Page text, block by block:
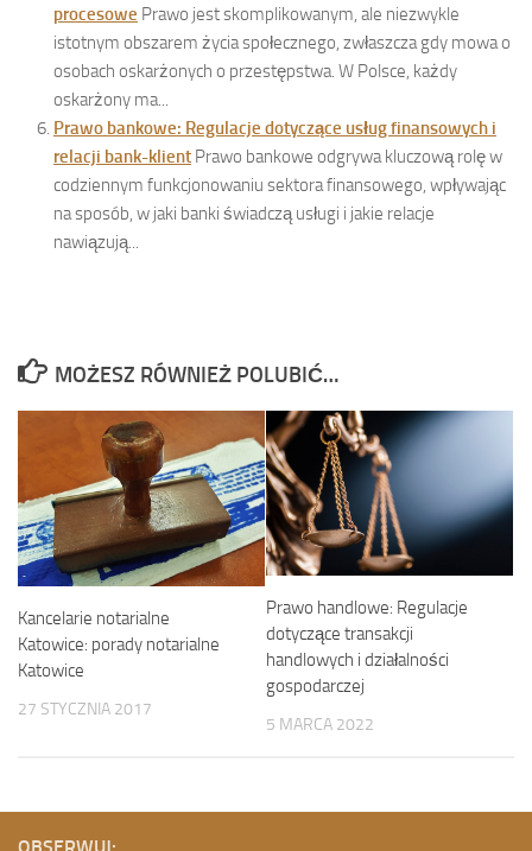
procesowe Prawo jest skomplikowanym, ale niezwykle
istotnym obszarem życia społecznego, zwłaszcza gdy mowa o
osobach oskarżonych o przestępstwa. W Polsce, każdy
oskarżony ma...
Prawo bankowe: Regulacje dotyczące usług finansowych i
relacji bank-klient Prawo bankowe odgrywa kluczową rolę w
codziennym funkcjonowaniu sektora finansowego, wpływając
na sposób, w jaki banki świadczą usługi i jakie relacje
nawiązują...
MOŻESZ RÓWNIEŻ POLUBIĆ…
Kancelarie notarialne
Katowice: porady notarialne
Katowice
27 STYCZNIA 2017
Prawo handlowe: Regulacje
dotyczące transakcji
handlowych i działalności
gospodarczej
5 MARCA 2022